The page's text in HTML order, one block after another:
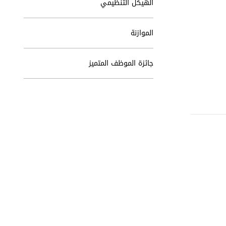
الهيكل التنظيمي
الموازنة
جائزة الموظف المتميز